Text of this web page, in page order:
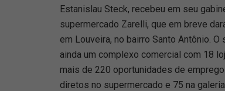
Estanislau Steck, recebeu em seu
supermercado Zarelli, que em breve
em Louveira, no bairro Santo Antônio. O
ainda um complexo comercial com 18
mais de 220 oportunidades de
diretos no supermercado e 75 na